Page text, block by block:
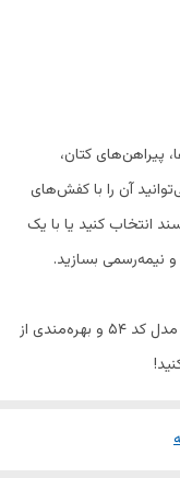
پیراهن‌های کتان،
آن را با کفش‌های
انتخاب کنید یا با یک
نیمه‌رسمی بسازید.
برای خرید شلوار جین مشکی مام استایل مردانه مدل کد ۵۴ و بهره‌مندی از